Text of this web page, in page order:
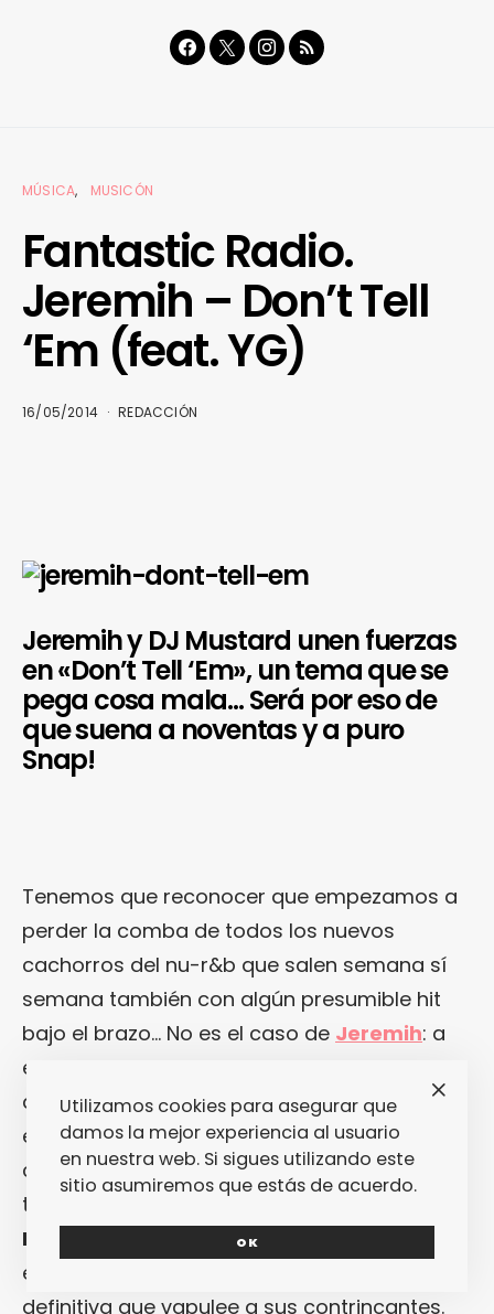
MÚSICA MUSICÓN
Fantastic Radio.
Jeremih – Don’t Tell
‘Em (feat. YG)
16/05/2014 REDACCIÓN
Jeremih y DJ Mustard unen fuerzas
en «Don’t Tell ‘Em», un tema que se
pega cosa mala… Será por eso de
que suena a noventas y a puro
Snap!
Tenemos que reconocer que empezamos a
perder la comba de todos los nuevos
cachorros del nu-r&b que salen semana sí
semana también con algún presumible hit
bajo el brazo… No es el caso de Jeremih: a
este hombre lo tenemos bien controladito. Y,
de hecho, seguimos esperando a que
este niño que lleva un buen tiempo
currándose unas pintas metrosexualas to
the max para opositar a heredero natural de
Kanye West
(le falta buscarse una
esposa hobbit como
definitiva que vapulee a sus contrincantes.
Utilizamos cookies para asegurar que
damos la mejor experiencia al usuario
en nuestra web. Si sigues utilizando este
sitio asumiremos que estás de acuerdo.
OK